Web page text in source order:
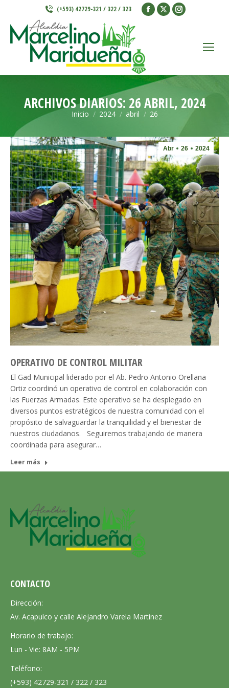
(+593) 42729-321 / 322 / 323
Facebook
window
X
window
Instagram
window
ARCHIVOS DIARIOS: 26 ABRIL, 2024
Estás aquí:
Inicio 2024 abril 26
Abr 26 2024
OPERATIVO DE CONTROL MILITAR
El Gad Municipal liderado por el Ab. Pedro Antonio Orellana
Ortiz coordinó un operativo de control en colaboración con
las Fuerzas Armadas. Este operativo se ha desplegado en
diversos puntos estratégicos de nuestra comunidad con el
propósito de salvaguardar la tranquilidad y el bienestar de
nuestros ciudadanos. Seguiremos trabajando de manera
coordinada para asegurar…
Leer más
CONTACTO
Dirección:
Av. Acapulco y calle Alejandro Varela Martinez
Horario de trabajo:
Lun - Vie: 8AM - 5PM
Teléfono:
(+593) 42729-321 / 322 / 323